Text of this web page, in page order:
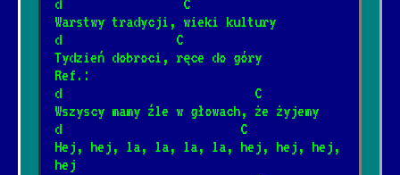
8/7/2026 [Pink Floyd]
* Wish you were here
Gdybym miał gitarę
Warstwy tradycji, wieki kultury
d                C
Tydzień dobroci, ręce do góry
Ref.:
d                           C
Wszyscy mamy źle w głowach, że żyjemy
d                         C
Hej, hej, la, la, la, la, hej, hej, hej,
hej